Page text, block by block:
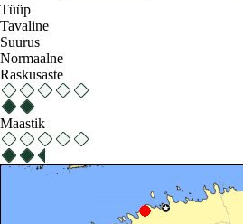
Tüüp
Tavaline
Suurus
Normaalne
Raskusaste
Maastik